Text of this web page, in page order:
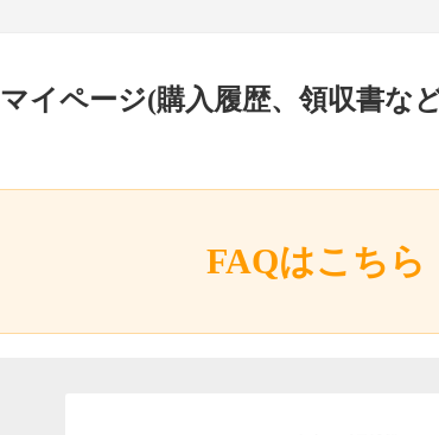
マイページ(購入履歴、領収書な
FAQはこちら